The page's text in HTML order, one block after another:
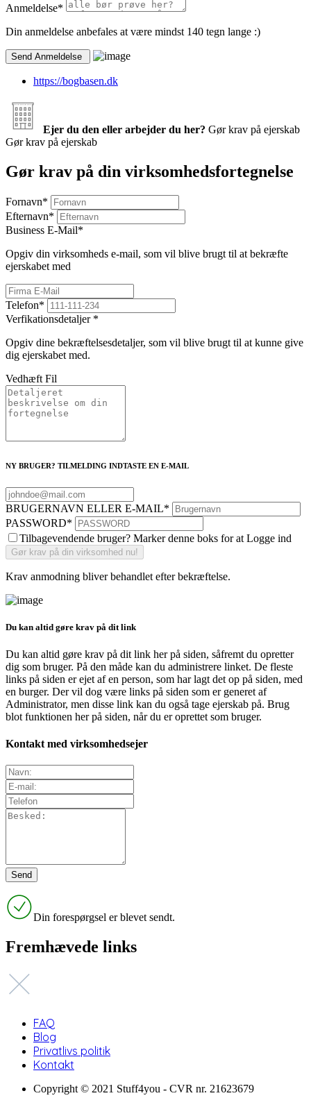
Anmeldelse*
Din anmeldelse anbefales at være mindst 140 tegn lange :)
https://bogbasen.dk
Ejer du den eller arbejder du her? Gør krav på ejerskab
Gør krav på ejerskab
Gør krav på din virksomhedsfortegnelse
Fornavn*
Efternavn*
Business E-Mail*
Opgiv din virksomheds e-mail, som vil blive brugt til at bekræfte
ejerskabet med
Telefon*
Verfikationsdetaljer *
Opgiv dine bekræftelsesdetaljer, som vil blive brugt til at kunne give
dig ejerskabet med.
Vedhæft Fil
NY BRUGER? TILMELDING INDTASTE EN E-MAIL
BRUGERNAVN ELLER E-MAIL*
PASSWORD*
Tilbagevendende bruger? Marker denne boks for at Logge ind
Krav anmodning bliver behandlet efter bekræftelse.
Du kan altid gøre krav på dit link
Du kan altid gøre krav på dit link her på siden, såfremt du opretter
dig som bruger. På den måde kan du administrere linket. De fleste
links på siden er ejet af en person, som har lagt det op på siden, med
en burger. Der vil dog være links på siden som er generet af
Administrator, men disse link kan du også tage ejerskab på. Brug
blot funktionen her på siden, når du er oprettet som bruger.
Kontakt med virksomhedsejer
Din forespørgsel er blevet sendt.
Fremhævede links
FAQ
Blog
Privatlivs politik
Kontakt
Copyright © 2021 Stuff4you - CVR nr. 21623679